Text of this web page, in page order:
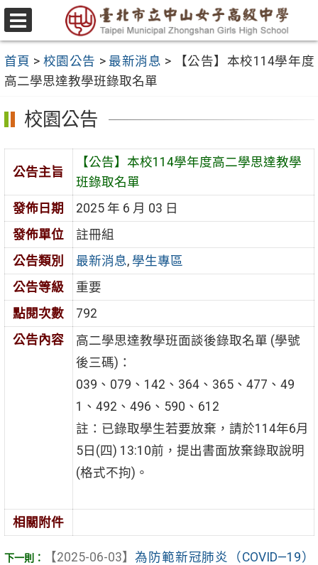
跳
至
要
內
容
區
選
單
首頁 > 校園公告 > 最新消息 >
【公告】本校114學年度
高二學思達教學班錄取名單
校園公告
公告主旨
【公告】本校114學年度高二學思達教學
班錄取名單
發佈日期
2025 年 6 月 03 日
發佈單位
註冊組
公告類別
最新消息, 學生專區
公告等級
重要
點閱次數
792
公告內容
高二學思達教學班面談後錄取名單 (學號
後三碼)：
039、079、142、364、365、477、49
1、492、496、590、612
註：已錄取學生若要放棄，請於114年6月
5日(四) 13:10前，提出書面放棄錄取說明
(格式不拘)。
相關附件
【2025-06-03】 為防範新冠肺炎（COVID—19）